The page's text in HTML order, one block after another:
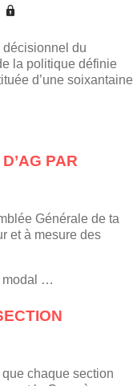
décisionnel du
la politique définie
d’une soixantaine
PAR
Générale de ta
et à mesure des
modal …
chaque section